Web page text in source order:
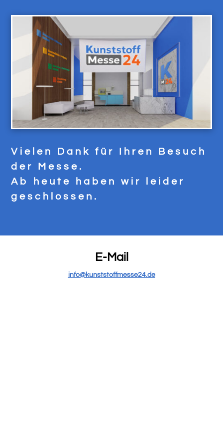
Vielen Dank für Ihren Besuch
der Messe.
Ab heute haben wir leider
geschlossen.
E-Mail
info@kunststoffmesse24.de